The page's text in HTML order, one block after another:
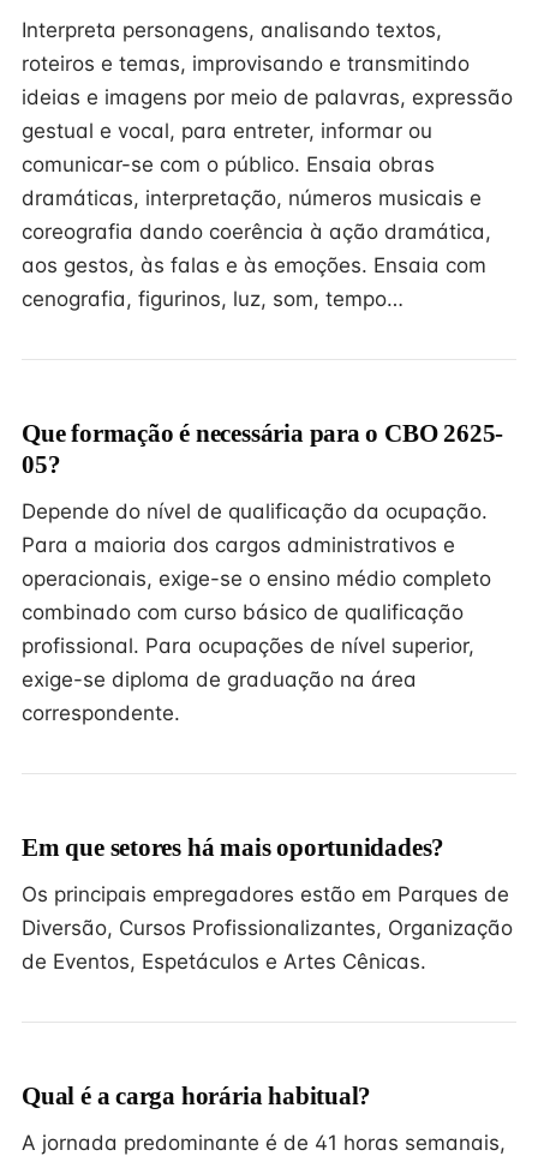
Interpreta personagens, analisando textos,
roteiros e temas, improvisando e transmitindo
ideias e imagens por meio de palavras, expressão
gestual e vocal, para entreter, informar ou
comunicar-se com o público. Ensaia obras
dramáticas, interpretação, números musicais e
coreografia dando coerência à ação dramática,
aos gestos, às falas e às emoções. Ensaia com
cenografia, figurinos, luz, som, tempo…
Que formação é necessária para o CBO 2625-
05?
Depende do nível de qualificação da ocupação.
Para a maioria dos cargos administrativos e
operacionais, exige-se o ensino médio completo
combinado com curso básico de qualificação
profissional. Para ocupações de nível superior,
exige-se diploma de graduação na área
correspondente.
Em que setores há mais oportunidades?
Os principais empregadores estão em Parques de
Diversão, Cursos Profissionalizantes, Organização
de Eventos, Espetáculos e Artes Cênicas.
Qual é a carga horária habitual?
A jornada predominante é de 41 horas semanais,